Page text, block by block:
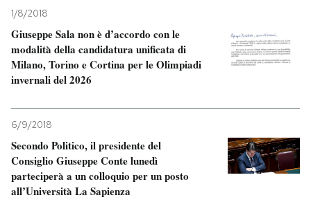
1/8/2018
Giuseppe Sala non è d’accordo con le
modalità della candidatura unificata di
Milano, Torino e Cortina per le Olimpiadi
invernali del 2026
6/9/2018
Secondo Politico, il presidente del
Consiglio Giuseppe Conte lunedì
parteciperà a un colloquio per un posto
all’Università La Sapienza